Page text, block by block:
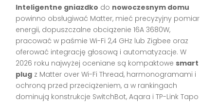
Inteligentne gniazdko do nowoczesnym domu
powinno obsługiwać Matter, mieć precyzyjny pomiar
energii, dopuszczalne obciążenie 16A 3680W,
pracować w paśmie Wi-Fi 2,4 GHz lub Zigbee oraz
oferować integrację głosową i automatyzacje. W
2026 roku najwyżej oceniane są kompaktowe smart
plug z Matter over Wi-Fi Thread, harmonogramami i
ochroną przed przeciążeniem, a w rankingach
dominują konstrukcje SwitchBot, Aqara i TP-Link Tapo